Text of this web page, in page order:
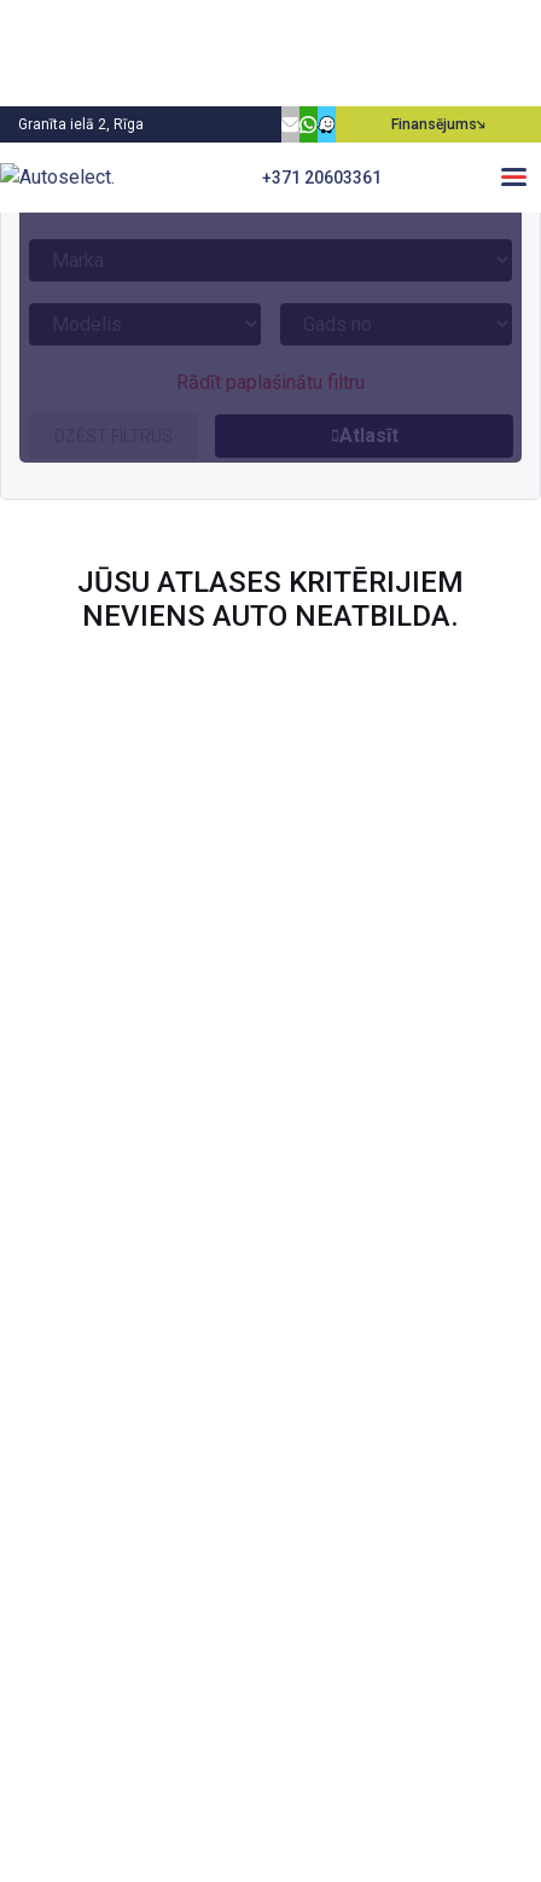
Granīta ielā 2, Rīga Finansējums
+371 20603361
Rādīt paplašinātu filtru
Atlasīt
JŪSU ATLASES KRITĒRIJIEM
NEVIENS AUTO NEATBILDA.